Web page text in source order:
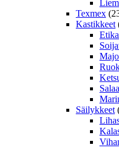
Texmex
Kastikkeet
Säilykkeet